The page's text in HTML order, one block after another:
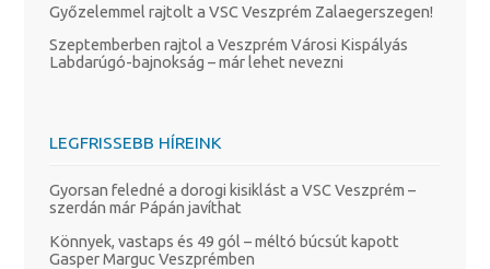
Győzelemmel rajtolt a VSC Veszprém Zalaegerszegen!
Szeptemberben rajtol a Veszprém Városi Kispályás
Labdarúgó-bajnokság – már lehet nevezni
LEGFRISSEBB HÍREINK
Gyorsan feledné a dorogi kisiklást a VSC Veszprém –
szerdán már Pápán javíthat
Könnyek, vastaps és 49 gól – méltó búcsút kapott
Gasper Marguc Veszprémben